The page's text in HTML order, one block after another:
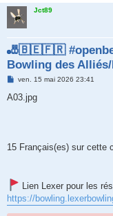
Jct89
🎳🇧🇪🇫🇷
Bowling des
M
s
ven. 15 mai 2026 23:41
A03.jpg
15 Français(es) sur cette
Lien Lexer pour les
https://